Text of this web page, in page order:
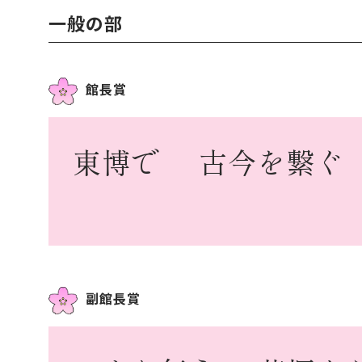
一般の部
館長賞
東博で 古今を繋ぐ
副館長賞